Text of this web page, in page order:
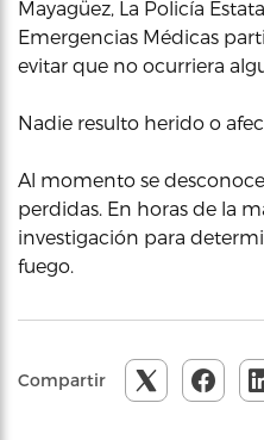
Mayagüez, La Policía
Emergencias Médicas
evitar que no ocurriera
Nadie resulto herido o
Al momento se
perdidas. En horas de la
investigación para
fuego.
Compartir